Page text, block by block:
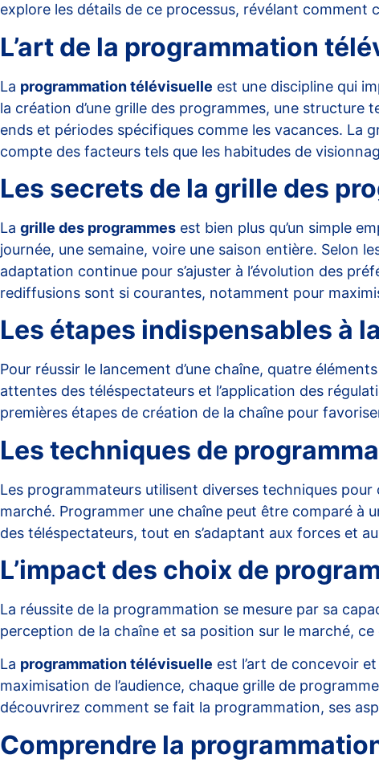
explore les détails de ce processus, révélant comment
L’art de la programmation
La programmation télévisuelle est une discipline qui
la création d’une grille des programmes, une structure
ends et périodes spécifiques comme les vacances. La
compte des facteurs tels que les habitudes de
Les secrets de la grille des
La grille des programmes est bien plus qu’un simple
journée, une semaine, voire une saison entière. Selon
adaptation continue pour s’ajuster à l’évolution des
rediffusions sont si courantes, notamment pour
Les étapes indispensables à
Pour réussir le lancement d’une chaîne, quatre
attentes des téléspectateurs et l’application des
premières étapes de création de la chaîne pour
Les techniques de
Les programmateurs utilisent diverses techniques pour
marché. Programmer une chaîne peut être comparé à
des téléspectateurs, tout en s’adaptant aux forces et
L’impact des choix de
La réussite de la programmation se mesure par sa
perception de la chaîne et sa position sur le marché,
La programmation télévisuelle est l’art de concevoir
maximisation de l’audience, chaque grille de
découvrirez comment se fait la programmation, ses
Comprendre la